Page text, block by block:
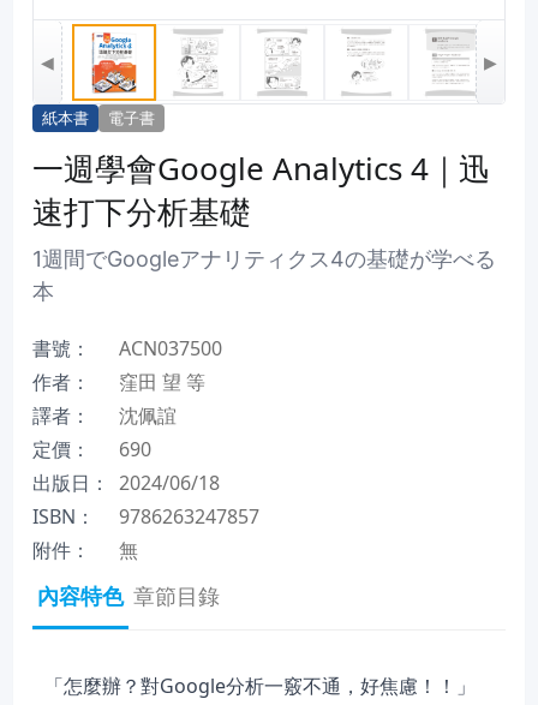
◀ ▶
紙本書 電子書
一週學會Google Analytics 4｜迅
速打下分析基礎
1週間でGoogleアナリティクス4の基礎が学べる
本
書號：
ACN037500
作者：
窪田 望 等
譯者：
沈佩誼
定價：
690
出版日：
2024/06/18
ISBN：
9786263247857
附件：
無
內容特色 章節目錄
「怎麼辦？對Google分析一竅不通，好焦慮！！」